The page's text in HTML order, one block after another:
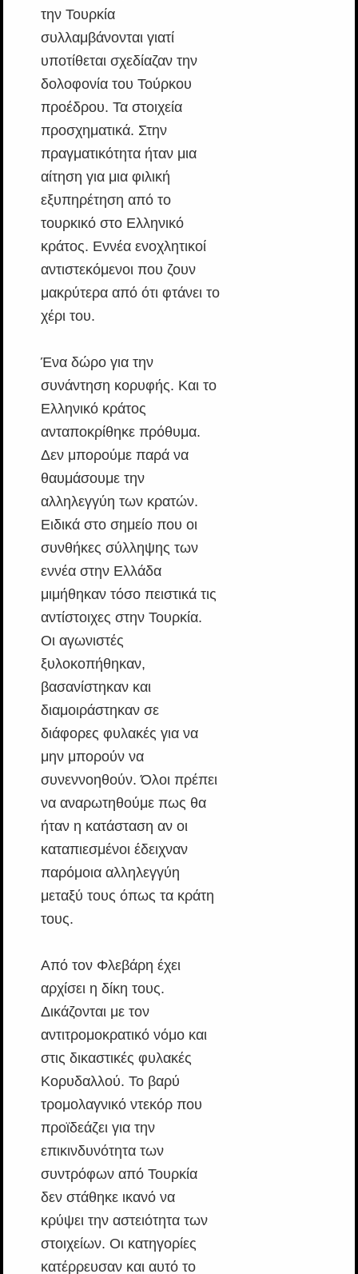
την Τουρκία
συλλαμβάνονται γιατί
υποτίθεται σχεδίαζαν την
δολοφονία του Τούρκου
προέδρου. Τα στοιχεία
προσχηματικά. Στην
πραγματικότητα ήταν μια
αίτηση για μια φιλική
εξυπηρέτηση από το
τουρκικό στο Ελληνικό
κράτος. Εννέα ενοχλητικοί
αντιστεκόμενοι που ζουν
μακρύτερα από ότι φτάνει το
χέρι του.
Ένα δώρο για την
συνάντηση κορυφής. Και το
Ελληνικό κράτος
ανταποκρίθηκε πρόθυμα.
Δεν μπορούμε παρά να
θαυμάσουμε την
αλληλεγγύη των κρατών.
Ειδικά στο σημείο που οι
συνθήκες σύλληψης των
εννέα στην Ελλάδα
μιμήθηκαν τόσο πειστικά τις
αντίστοιχες στην Τουρκία.
Οι αγωνιστές
ξυλοκοπήθηκαν,
βασανίστηκαν και
διαμοιράστηκαν σε
διάφορες φυλακές για να
μην μπορούν να
συνεννοηθούν. Όλοι πρέπει
να αναρωτηθούμε πως θα
ήταν η κατάσταση αν οι
καταπιεσμένοι έδειχναν
παρόμοια αλληλεγγύη
μεταξύ τους όπως τα κράτη
τους.
Από τον Φλεβάρη έχει
αρχίσει η δίκη τους.
Δικάζονται με τον
αντιτρομοκρατικό νόμο και
στις δικαστικές φυλακές
Κορυδαλλού. Το βαρύ
τρομολαγνικό ντεκόρ που
προϊδεάζει για την
επικινδυνότητα των
συντρόφων από Τουρκία
δεν στάθηκε ικανό να
κρύψει την αστειότητα των
στοιχείων. Οι κατηγορίες
κατέρρευσαν και αυτό το